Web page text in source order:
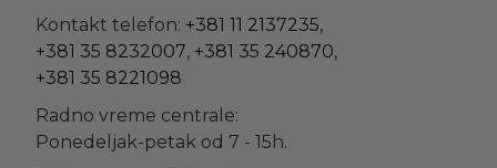
Kontakt telefon: +381 11 2137235,
+381 35 8232007, +381 35 240870,
+381 35 8221098
Radno vreme centrale:
Ponedeljak-petak od 7 - 15h.